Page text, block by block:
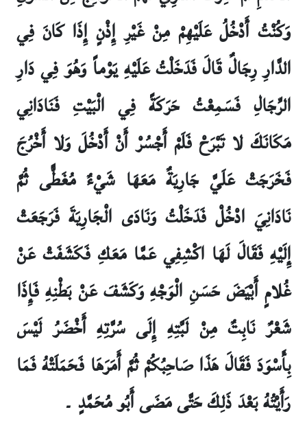
وَكُنْتُ أَدْخُلُ عَلَيْهِمْ مِنْ غَيْرِ إِذْنٍ إِذَا كَانَ فِي
الدَّارِ رِجَالٌ قَالَ فَدَخَلْتُ عَلَيْهِ يَوْماً وَهُوَ فِي دَارِ
الرِّجَالِ فَسَمِعْتُ حَرَكَةً فِي الْبَيْتِ فَنَادَانِي
مَكَانَكَ لا تَبْرَحْ فَلَمْ أَجْسُرْ أَنْ أَدْخُلَ وَلا أَخْرُجَ
فَخَرَجَتْ عَلَيَّ جَارِيَةٌ مَعَهَا شَيْ‏ءٌ مُغَطًّى ثُمَّ
نَادَانِيَ ادْخُلْ فَدَخَلْتُ وَنَادَى الْجَارِيَةَ فَرَجَعَتْ
إِلَيْهِ فَقَالَ لَهَا اكْشِفِي عَمَّا مَعَكِ فَكَشَفَتْ عَنْ
غُلامٍ أَبْيَضَ حَسَنِ الْوَجْهِ وَكَشَفَ عَنْ بَطْنِهِ فَإِذَا
شَعْرٌ نَابِتٌ مِنْ لَبَّتِهِ إِلَى سُرَّتِهِ أَخْضَرُ لَيْسَ
بِأَسْوَدَ فَقَالَ هَذَا صَاحِبُكُمْ ثُمَّ أَمَرَهَا فَحَمَلَتْهُ فَمَا
رَأَيْتُهُ بَعْدَ ذَلِكَ حَتَّى مَضَى أَبُو مُحَمَّدٍ ۔